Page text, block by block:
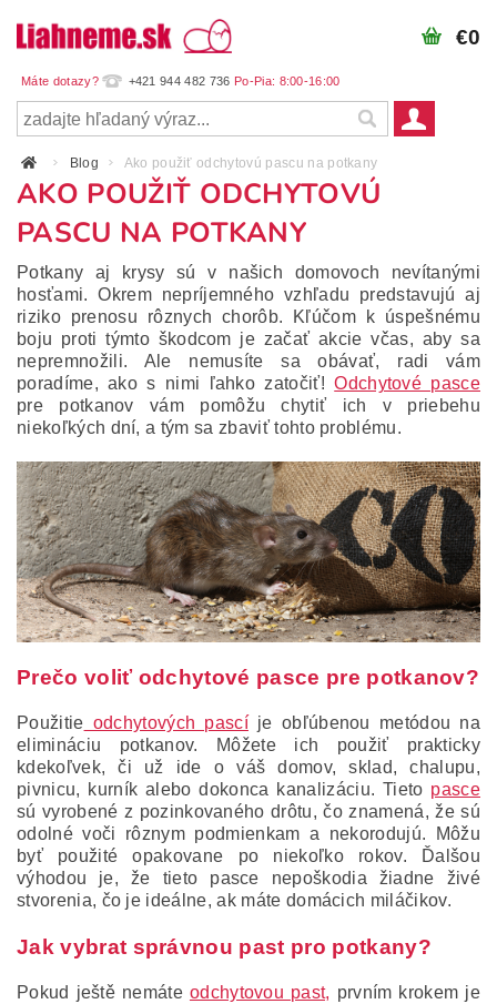
+421 944 482 736
€0
Blog Ako použiť odchytovú pascu na potkany
AKO POUŽIŤ ODCHYTOVÚ
PASCU NA POTKANY
Potkany aj krysy sú v našich domovoch nevítanými
hosťami. Okrem nepríjemného vzhľadu predstavujú aj
riziko prenosu rôznych chorôb. Kľúčom k úspešnému
boju proti týmto škodcom je začať akcie včas, aby sa
nepremnožili. Ale nemusíte sa obávať, radi vám
poradíme, ako s nimi ľahko zatočiť!Odchytové pasce
pre potkanov vám pomôžu chytiť ich v priebehu
niekoľkých dní, a tým sa zbaviť tohto problému.
Prečo voliť odchytové pasce pre potkanov?
Použitie odchytových pascíje obľúbenou metódou na
elimináciu potkanov. Môžete ich použiť prakticky
kdekoľvek, či už ide o váš domov, sklad, chalupu,
pivnicu, kurník alebo dokonca kanalizáciu. Tieto pasce
sú vyrobené z pozinkovaného drôtu, čo znamená, že sú
odolné voči rôznym podmienkam a nekorodujú. Môžu
byť použité opakovane po niekoľko rokov. Ďalšou
výhodou je, že tieto pasce nepoškodia žiadne živé
stvorenia, čo je ideálne, ak máte domácich miláčikov.
Jak vybrat správnou past pro potkany?
Pokud ještě nemáte odchytovou past, prvním krokem je